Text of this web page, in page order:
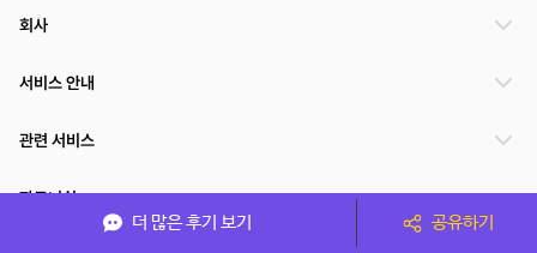
더 많은 후기 보기 공유하기
회사
서비스 안내
관련 서비스
파트너쉽